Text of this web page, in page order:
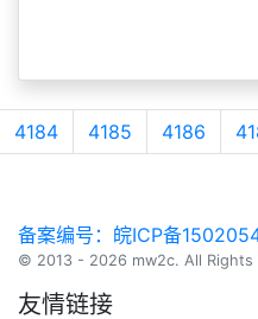
4184 4185 4186
备案编号：皖ICP备
© 2013 - 2026 mw2c. All Rights
友情链接